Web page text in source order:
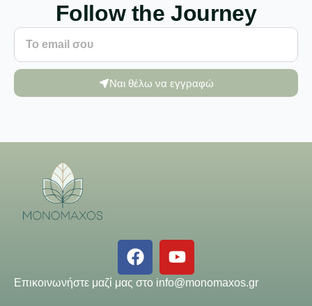
Follow the Journey
Ναι θέλω να εγγραφώ
Επικοινωνήστε μαζί μας στο info@monomaxos.gr